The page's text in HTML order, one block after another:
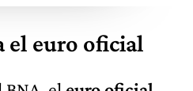
el euro oficial